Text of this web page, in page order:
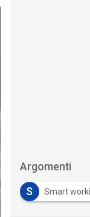
Argomenti
S Smart